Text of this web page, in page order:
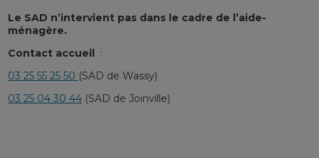
Le SAD n’intervient pas dans le cadre de l’aide-
ménagère.
Contact accueil :
03 25 55 25 50 (SAD de Wassy)
03 25 04 30 44 (SAD de Joinville)